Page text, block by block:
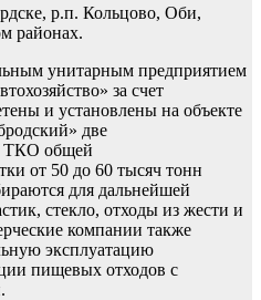
р.п. Кольцово, Оби,
районах.
унитарным предприятием
за счет
и установлены на объекте
две
ТКО общей
от 50 до 60 тысяч тонн
для дальнейшей
стекло, отходы из жести и
компании также
эксплуатацию
пищевых отходов с